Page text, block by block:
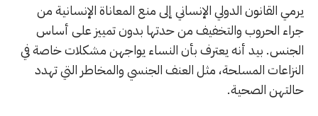
يرمي القانون الدولي الإنساني إلى منع المعاناة الإنسانية من
جراء الحروب والتخفيف من حدتها بدون تمييز على أساس
الجنس. بيد أنه يعترف بأن النساء يواجهن مشكلات خاصة في
النزاعات المسلحة، مثل العنف الجنسي والمخاطر التي تهدد
حالتهن الصحية.